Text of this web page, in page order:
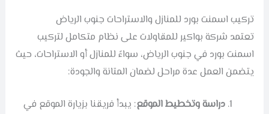
تركيب اسمنت بورد للمنازل والاستراحات جنوب الرياض
تعتمد شركة بواكير للمقاولات على نظام متكامل لتركيب
اسمنت بورد في جنوب الرياض، سواءً للمنازل أو الاستراحات، حيث
يتضمن العمل عدة مراحل لضمان المتانة والجودة:
دراسة وتخطيط الموقع: يبدأ فريقنا بزيارة الموقع في